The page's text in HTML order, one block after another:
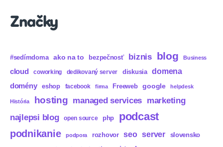
Značky
#sedímdoma ako na to bezpečnosť biznis blog Business
cloud coworking dedikovaný server diskusia domena
domény eshop facebook firma Freeweb google helpdesk
História hosting managed services marketing
najlepsi blog open source php podcast
podnikanie podpora rozhovor seo server slovensko